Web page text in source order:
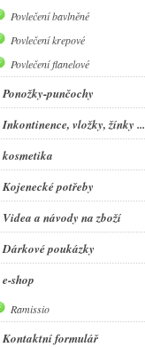
Povlečení bavlněné
Povlečení krepové
Povlečení flanelové
Ponožky-punčochy
Inkontinence, vložky, žínky ...
kosmetika
Kojenecké potřeby
Videa a návody na zboží
Dárkové poukázky
e-shop
Ramissio
Kontaktní formulář